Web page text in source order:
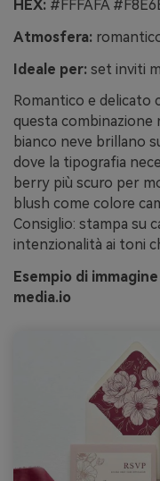
HEX: #FFFAFA
Atmosfera:
Ideale per: set inviti
Romantico e delicato
questa combinazione
bianco neve brillano
dove la tipografia
berry più scuro per
blush come colore
Consiglio: stampa su
intenzionalità ai toni
Esempio di
media.io